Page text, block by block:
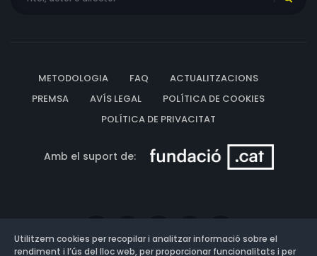
METODOLOGIA FAQ
ACTUALITZACIONS
PREMSA
AVÍS LEGAL
POLÍTICA DE COOKIES
POLÍTICA DE PRIVACITAT
Amb el suport de:
Utilitzem cookies per recopilar i analitzar informació sobre el
rendiment i l’ús del lloc web, per proporcionar funcionalitats i per